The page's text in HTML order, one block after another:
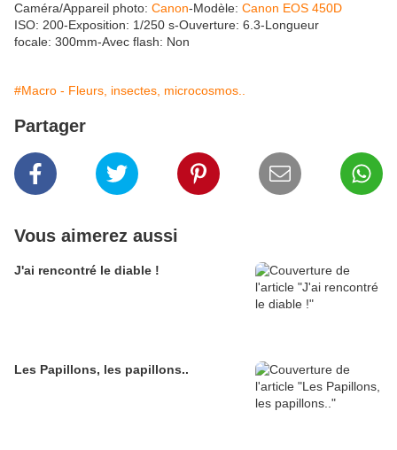
Caméra/Appareil photo: Canon-Modèle: Canon EOS 450D
ISO: 200-Exposition: 1/250 s-Ouverture: 6.3-Longueur
focale: 300mm-Avec flash: Non
#Macro - Fleurs, insectes, microcosmos..
Partager
Vous aimerez aussi
J'ai rencontré le diable !
Les Papillons, les papillons..